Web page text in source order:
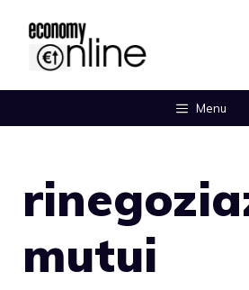
contenuto
Menu
mutui